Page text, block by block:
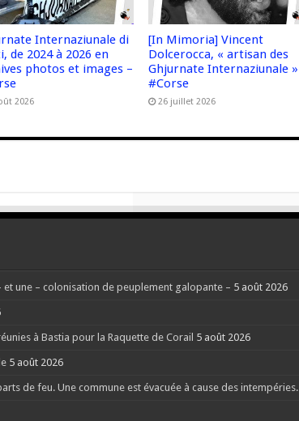
Internaziunale di
de 2024 à 2026 en
photos et images –
2026
[In Mimoria] Vincent
Dolcerocca, « artisan des
Ghjurnate Internaziunale »
#Corse
26 juillet 2026
et une – colonisation de peuplement galopante – 5 août 2026
à Bastia pour la Raquette de Corail 5 août 2026
5 août 2026
de feu. Une commune est évacuée à cause des intempéries.